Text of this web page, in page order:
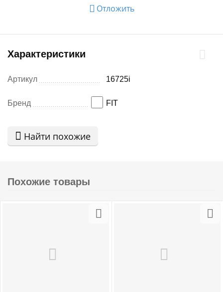
Отложить
Характеристики
Артикул 16725i
Бренд FIT
Найти похожие
Похожие товары